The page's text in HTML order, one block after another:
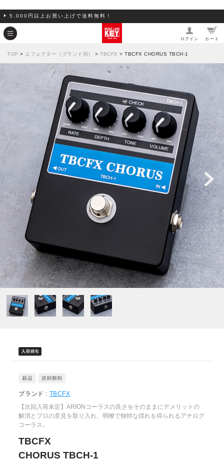
5,000円以上お買い上げで送料無料！
ログイン カート
TOP > エフェクター（ブランド別） > TBCFX > TBCFX CHORUS TBCH-1
ブランド : TBCFX
【次回入荷未定】ARIONコーラスの良さをそのままにデメリットの
解消とプロの意見を取り入れ、明瞭で独特な揺れを得られるアナログ
コーラス。
TBCFX
CHORUS TBCH-1